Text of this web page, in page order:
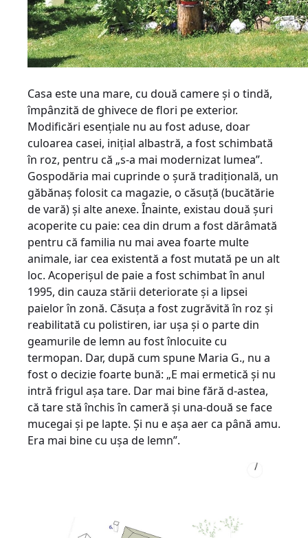
Casa este una mare, cu două camere şi o tindă,
împânzită de ghivece de flori pe exterior.
Modificări esenţiale nu au fost aduse, doar
culoarea casei, iniţial albastră, a fost schimbată
în roz, pentru că „s-a mai modernizat lumea”.
Gospodăria mai cuprinde o şură tradiţională, un
găbănaş folosit ca magazie, o căsuţă (bucătărie
de vară) şi alte anexe. Înainte, existau două şuri
acoperite cu paie: cea din drum a fost dărâmată
pentru că familia nu mai avea foarte multe
animale, iar cea existentă a fost mutată pe un alt
loc. Acoperişul de paie a fost schimbat în anul
1995, din cauza stării deteriorate şi a lipsei
paielor în zonă. Căsuţa a fost zugrăvită în roz şi
reabilitată cu polistiren, iar uşa şi o parte din
geamurile de lemn au fost înlocuite cu
termopan. Dar, după cum spune Maria G., nu a
fost o decizie foarte bună: „E mai ermetică şi nu
intră frigul aşa tare. Dar mai bine fără d-astea,
că tare stă închis în cameră şi una-două se face
mucegai şi pe lapte. Şi nu e aşa aer ca până amu.
Era mai bine cu uşa de lemn”.